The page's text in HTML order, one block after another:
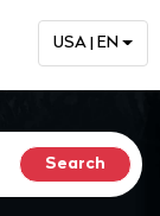
USA | EN